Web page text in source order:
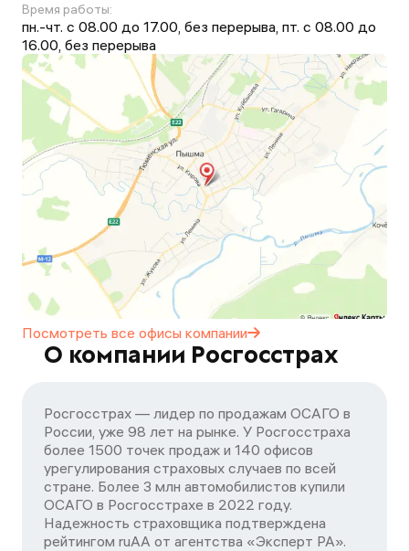
Время работы:
пн.-чт. с 08.00 до 17.00, без перерыва, пт. с 08.00 до
16.00, без перерыва
Посмотреть все офисы компании
О компании Росгосстрах
Росгосстрах — лидер по продажам ОСАГО в
России, уже 98 лет на рынке. У Росгосстраха
более 1500 точек продаж и 140 офисов
урегулирования страховых случаев по всей
стране. Более 3 млн автомобилистов купили
ОСАГО в Росгосстрахе в 2022 году.
Надежность страховщика подтверждена
рейтингом ruАА от агентства «Эксперт РА».